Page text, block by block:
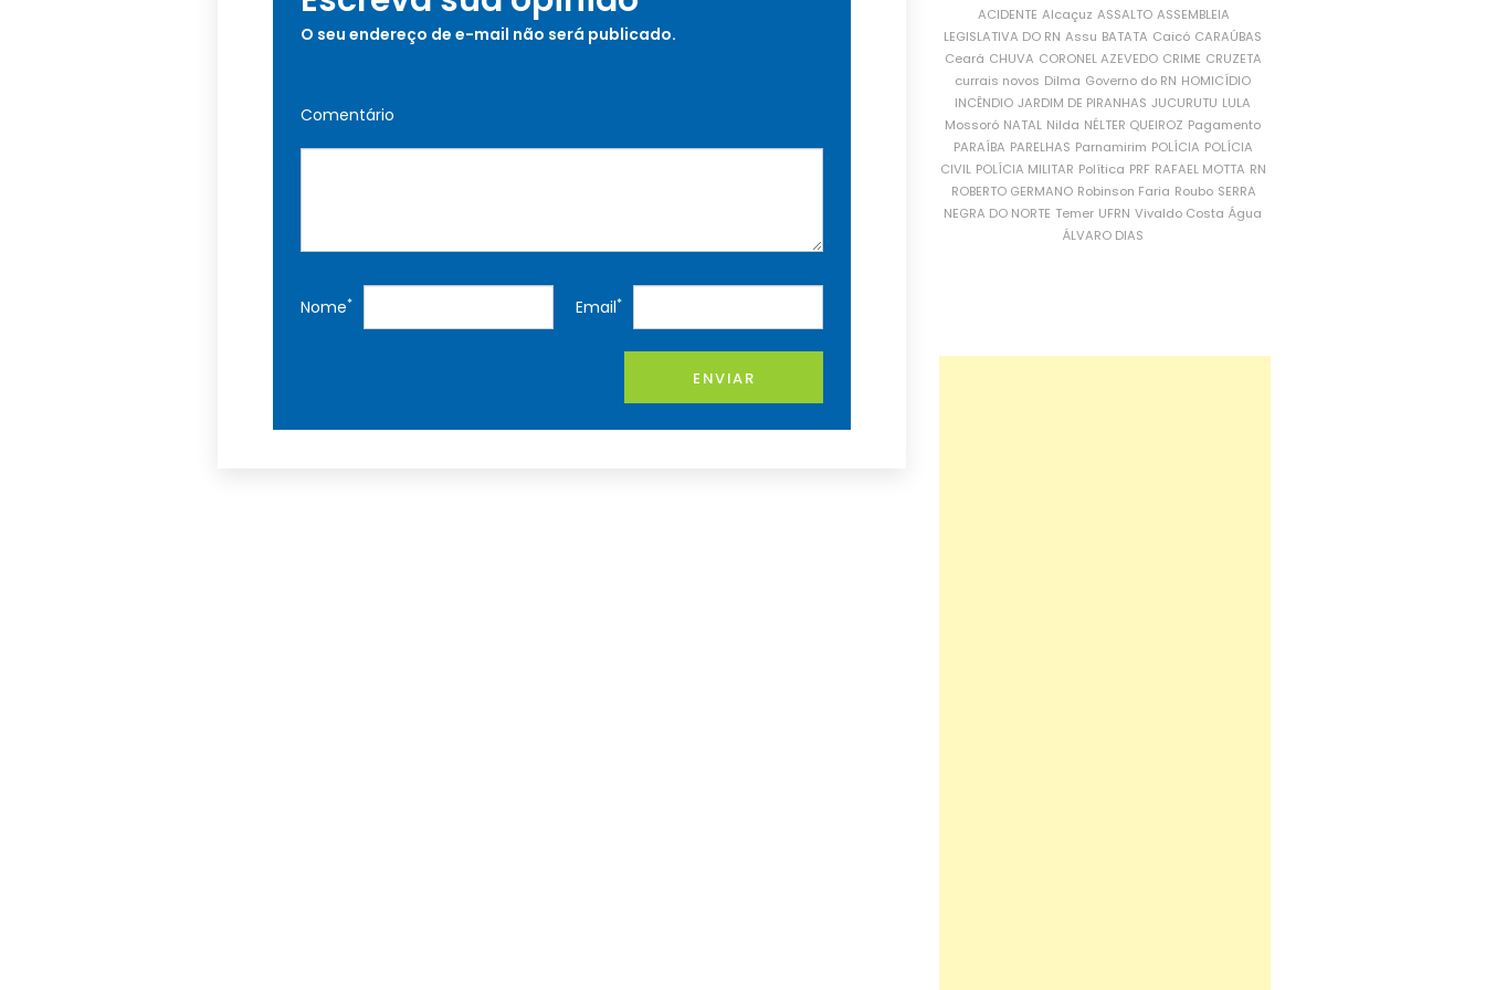
O seu endereço de e-mail não será publicado.
Comentário
Nome* Email*
ENVIAR
ACIDENTE Alcaçuz ASSALTO ASSEMBLEIA
LEGISLATIVA DO RN Assu BATATA Caicó CARAÚBAS
Ceará CHUVA CORONEL AZEVEDO CRIME CRUZETA
currais novos Dilma Governo do RN HOMICÍDIO
INCÊNDIO JARDIM DE PIRANHAS JUCURUTU LULA
Mossoró NATAL Nilda NÉLTER QUEIROZ Pagamento
PARAÍBA PARELHAS Parnamirim POLÍCIA POLÍCIA
CIVIL POLÍCIA MILITAR Política PRF RAFAEL MOTTA RN
ROBERTO GERMANO Robinson Faria Roubo SERRA
NEGRA DO NORTE Temer UFRN Vivaldo Costa Água
ÁLVARO DIAS